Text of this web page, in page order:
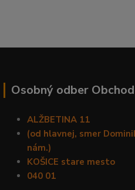
Osobný odber Obchod
ALŽBETINA 11
(od hlavnej, smer
nám.)
KOŠICE stare mesto
040 01